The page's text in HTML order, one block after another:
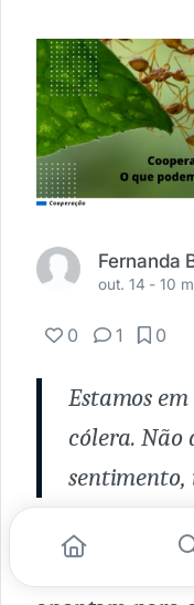
out. 14 -10
0 1 0
Estamos
cólera. Não
Em todos os